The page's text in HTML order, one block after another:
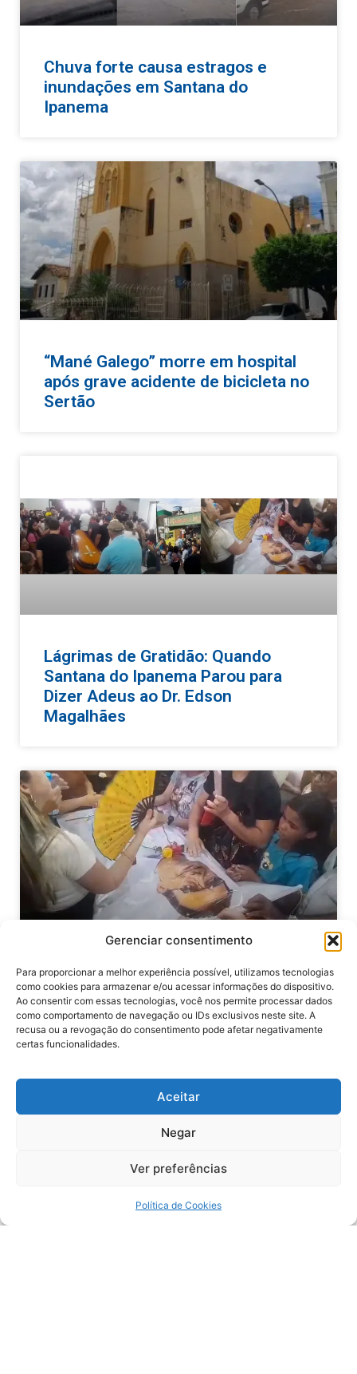
Gerenciar consentimento
Para proporcionar a melhor experiência possível, utilizamos tecnologias
como cookies para armazenar e/ou acessar informações do dispositivo.
Ao consentir com essas tecnologias, você nos permite processar dados
como comportamento de navegação ou IDs exclusivos neste site. A
recusa ou a revogação do consentimento pode afetar negativamente
certas funcionalidades.
Aceitar
Negar
Ver preferências
Política de Cookies
Chuva forte causa estragos e
inundações em Santana do
Ipanema
“Mané Galego” morre em hospital
após grave acidente de bicicleta no
Sertão
Lágrimas de Gratidão: Quando
Santana do Ipanema Parou para
Dizer Adeus ao Dr. Edson
Magalhães
Santana do Ipanema se despede de
Edson Magalhães: Um Legado de
Cidadania e Amor ao Povo